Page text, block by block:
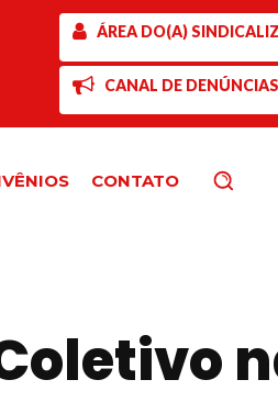
ÁREA DO(A)
CANAL DE DENÚNCIAS
CONTATO